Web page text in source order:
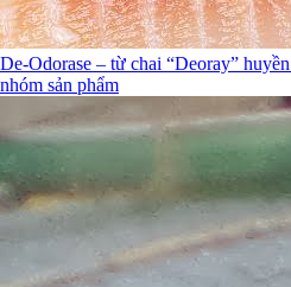
De-Odorase – từ chai “Deoray”
nhóm sản phẩm